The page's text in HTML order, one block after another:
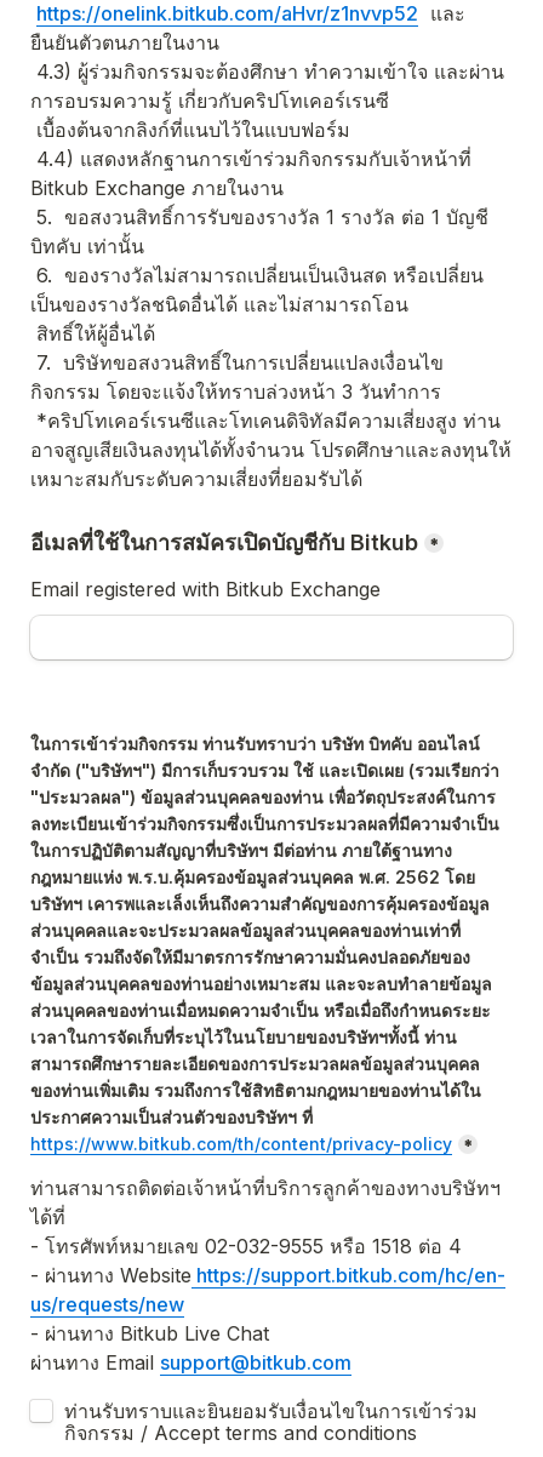
https://onelink.bitkub.com/aHvr/z1nvvp52
  และ
ยืนยันตัวตนภายในงาน
การอบรมความรู้ เกี่ยวกับคริปโทเคอร์เรนซี
เบื้องต้นจากลิงก์ที่แนบไว้ในแบบฟอร์ม
Bitkub Exchange ภายในงาน
บิทคับ เท่านั้น
เป็นของรางวัลชนิดอื่นได้ และไม่สามารถโอน
สิทธิ์ให้ผู้อื่นได้
กิจกรรม โดยจะแจ้งให้ทราบล่วงหน้า 3 วันทําการ
อาจสูญเสียเงินลงทุนได้ทั้งจํานวน โปรดศึกษาและลงทุนให้
เหมาะสมกับระดับความเสี่ยงที่ยอมรับได้
อีเมลที่ใช้ในการสมัครเปิดบัญชีกับ Bitkub *
Email registered with Bitkub Exchange
ในการเข้าร่วมกิจกรรม ท่านรับทราบว่า บริษัท บิทคับ ออนไลน์
จำกัด ("บริษัทฯ") มีการเก็บรวบรวม ใช้ และเปิดเผย (รวมเรียกว่า
"ประมวลผล") ข้อมูลส่วนบุคคลของท่าน เพื่อวัตถุประสงค์ในการ
ลงทะเบียนเข้าร่วมกิจกรรมซึ่งเป็นการประมวลผลที่มีความจำเป็น
ในการปฏิบัติตามสัญญาที่บริษัทฯ มีต่อท่าน ภายใต้ฐานทาง
กฎหมายแห่ง พ.ร.บ.คุ้มครองข้อมูลส่วนบุคคล พ.ศ. 2562 โดย
บริษัทฯ เคารพและเล็งเห็นถึงความสำคัญของการคุ้มครองข้อมูล
ส่วนบุคคลและจะประมวลผลข้อมูลส่วนบุคคลของท่านเท่าที่
จำเป็น รวมถึงจัดให้มีมาตรการรักษาความมั่นคงปลอดภัยของ
ข้อมูลส่วนบุคคลของท่านอย่างเหมาะสม และจะลบทำลายข้อมูล
ส่วนบุคคลของท่านเมื่อหมดความจำเป็น หรือเมื่อถึงกำหนดระยะ
เวลาในการจัดเก็บที่ระบุไว้ในนโยบายของบริษัทฯทั้งนี้ ท่าน
สามารถศึกษารายละเอียดของการประมวลผลข้อมูลส่วนบุคคล
ของท่านเพิ่มเติม รวมถึงการใช้สิทธิตามกฎหมายของท่านได้ใน
https://www.bitkub.com/th/content/privacy-policy *
ท่านสามารถติดต่อเจ้าหน้าที่บริการลูกค้าของทางบริษัทฯ
ได้ที่
- โทรศัพท์หมายเลข 02-032-9555 หรือ 1518 ต่อ 4
- ผ่านทาง Website https://support.bitkub.com/hc/en-
us/requests/new
- ผ่านทาง Bitkub Live Chat
ผ่านทาง Email support@bitkub.com
ท่านรับทราบและยินยอมรับเงื่อนไขในการเข้าร่วม
กิจกรรม / Accept terms and conditions